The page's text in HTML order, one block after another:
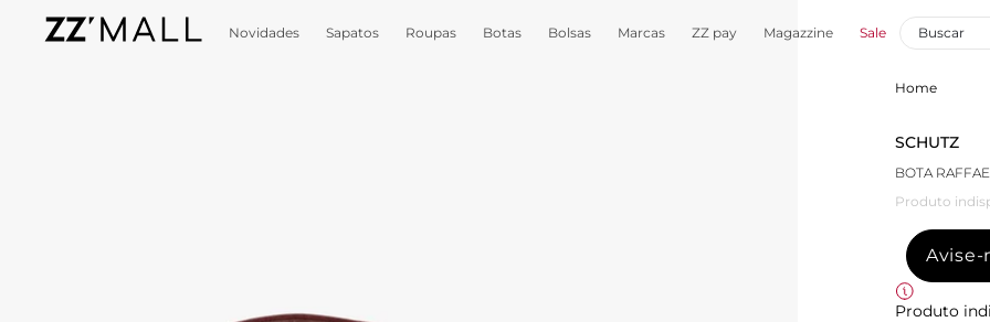
Novidades Sapatos Roupas Botas Bolsas Marcas ZZ pay Magazzine Sale
Home
SCHUTZ
BOTA
Produto
Avise-
Produto